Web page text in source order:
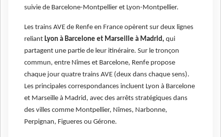
suivie de Barcelone-Montpellier et Lyon-Montpellier.
Les trains AVE de Renfe en France opèrent sur deux lignes
reliant Lyon à Barcelone et Marseille à Madrid, qui
partagent une partie de leur itinéraire. Sur le tronçon
commun, entre Nîmes et Barcelone, Renfe propose
chaque jour quatre trains AVE (deux dans chaque sens).
Les principales correspondances incluent Lyon à Barcelone
et Marseille à Madrid, avec des arrêts stratégiques dans
des villes comme Montpellier, Nîmes, Narbonne,
Perpignan, Figueres ou Gérone.